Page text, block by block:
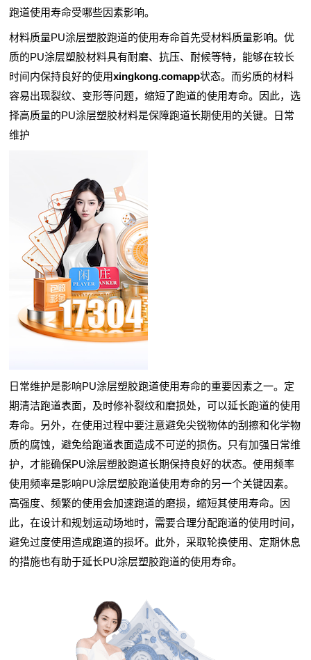
跑道使用寿命受哪些因素影响。
材料质量PU涂层塑胶跑道的使用寿命首先受材料质量影响。优
质的PU涂层塑胶材料具有耐磨、抗压、耐候等特，能够在较长
时间内保持良好的使用xingkong.comapp状态。而劣质的材料
容易出现裂纹、变形等问题，缩短了跑道的使用寿命。因此，选
择高质量的PU涂层塑胶材料是保障跑道长期使用的关键。日常
维护
日常维护是影响PU涂层塑胶跑道使用寿命的重要因素之一。定
期清洁跑道表面，及时修补裂纹和磨损处，可以延长跑道的使用
寿命。另外，在使用过程中要注意避免尖锐物体的刮擦和化学物
质的腐蚀，避免给跑道表面造成不可逆的损伤。只有加强日常维
护，才能确保PU涂层塑胶跑道长期保持良好的状态。使用频率
使用频率是影响PU涂层塑胶跑道使用寿命的另一个关键因素。
高强度、频繁的使用会加速跑道的磨损，缩短其使用寿命。因
此，在设计和规划运动场地时，需要合理分配跑道的使用时间，
避免过度使用造成跑道的损坏。此外，采取轮换使用、定期休息
的措施也有助于延长PU涂层塑胶跑道的使用寿命。